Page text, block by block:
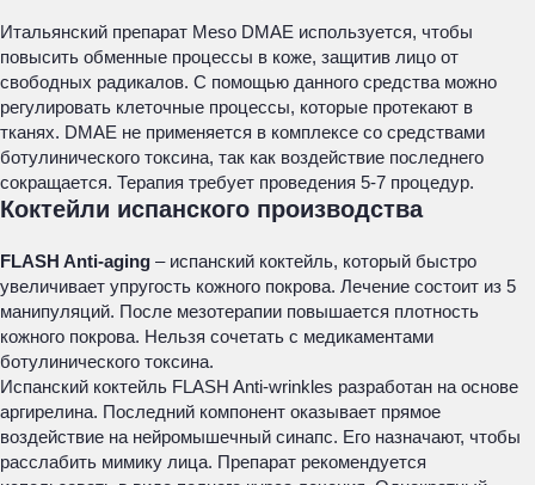
Итальянский препарат Meso DMAE используется, чтобы
повысить обменные процессы в коже, защитив лицо от
свободных радикалов. С помощью данного средства можно
регулировать клеточные процессы, которые протекают в
тканях. DMAE не применяется в комплексе со средствами
ботулинического токсина, так как воздействие последнего
сокращается. Терапия требует проведения 5-7 процедур.
Коктейли испанского производства
FLASH Anti-aging – испанский коктейль, который быстро
увеличивает упругость кожного покрова. Лечение состоит из 5
манипуляций. После мезотерапии повышается плотность
кожного покрова. Нельзя сочетать с медикаментами
ботулинического токсина.
Испанский коктейль FLASH Anti-wrinkles разработан на основе
аргирелина. Последний компонент оказывает прямое
воздействие на нейромышечный синапс. Его назначают, чтобы
расслабить мимику лица. Препарат рекомендуется